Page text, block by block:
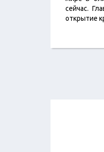
сейчас.
открытие